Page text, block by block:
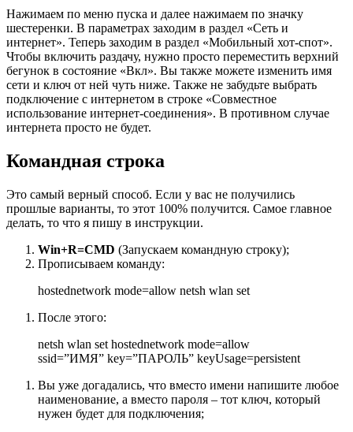
Нажимаем по меню пуска и далее нажимаем по значку
шестеренки. В параметрах заходим в раздел «Сеть и
интернет». Теперь заходим в раздел «Мобильный хот-спот».
Чтобы включить раздачу, нужно просто переместить верхний
бегунок в состояние «Вкл». Вы также можете изменить имя
сети и ключ от ней чуть ниже. Также не забудьте выбрать
подключение с интернетом в строке «Совместное
использование интернет-соединения». В противном случае
интернета просто не будет.
Командная строка
Это самый верный способ. Если у вас не получились
прошлые варианты, то этот 100% получится. Самое главное
делать, то что я пишу в инструкции.
Win+R=CMD (Запускаем командную строку);
Прописываем команду:
hostednetwork mode=allow netsh wlan set
После этого:
netsh wlan set hostednetwork mode=allow
ssid=”ИМЯ” key=”ПАРОЛЬ” keyUsage=persistent
Вы уже догадались, что вместо имени напишите любое
наименование, а вместо пароля – тот ключ, который
нужен будет для подключения;